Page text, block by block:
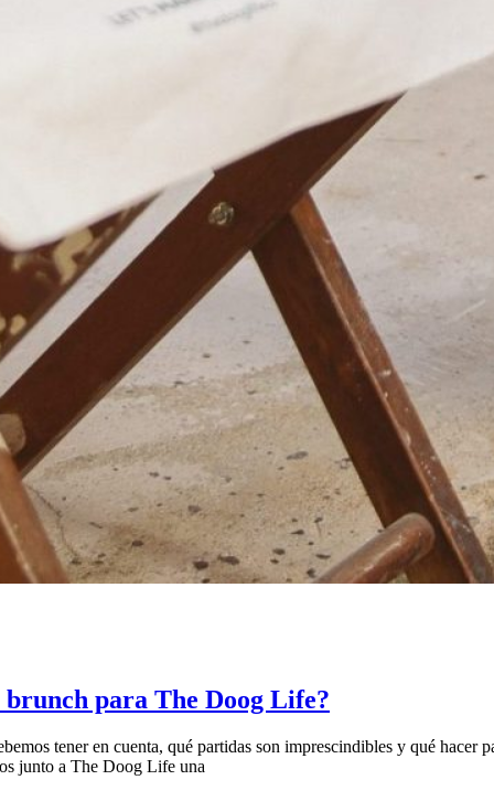
para The Doog Life?
tener en cuenta, qué partidas son imprescindibles y qué hacer
junto a The Doog Life una